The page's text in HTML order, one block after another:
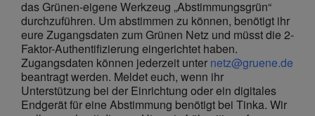
das Grünen-eigene Werkzeug „Abstimmungsgrün“
durchzuführen. Um abstimmen zu können, benötigt ihr
eure Zugangsdaten zum Grünen Netz und müsst die 2-
Faktor-Authentifizierung eingerichtet haben.
Zugangsdaten können jederzeit unter netz@gruene.de
beantragt werden. Meldet euch, wenn ihr
Unterstützung bei der Einrichtung oder ein digitales
Endgerät für eine Abstimmung benötigt bei Tinka. Wir